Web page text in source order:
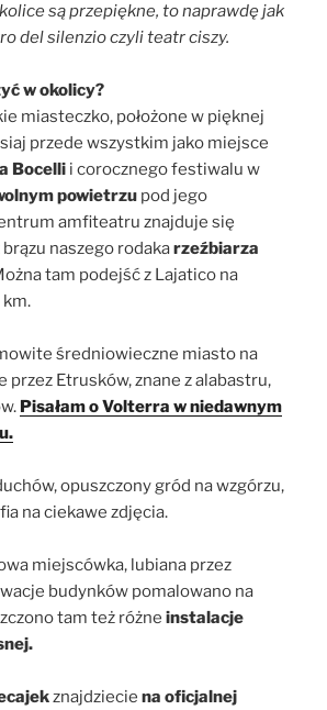
są przepiękne, to naprawdę jak
del silenzio czyli teatr ciszy.
w okolicy?
miasteczko, położone w pięknej
przede wszystkim jako miejsce
Bocelli i corocznego festiwalu w
powietrzu pod jego
amfiteatru znajduje się
naszego rodakarzeźbiarza
tam podejść z Lajatico na
km.
średniowieczne miasto na
przez Etrusków, znane z alabastru,
Pisałam o Volterra w niedawnym
opuszczony gród na wzgórzu,
na ciekawe zdjęcia.
miejscówka, lubiana przez
budynków pomalowano na
tam też różne instalacje
znajdziecie na oficjalnej